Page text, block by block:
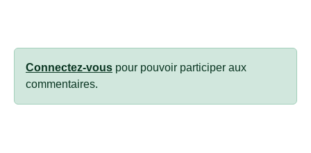
Connectez-vous pour pouvoir participer aux
commentaires.